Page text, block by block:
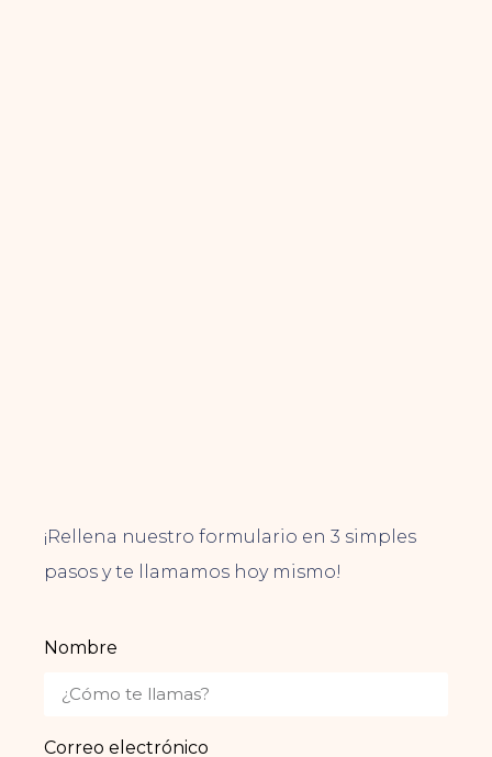
¡Rellena nuestro formulario en 3 simples
pasos y te llamamos hoy mismo!
Nombre
Correo electrónico